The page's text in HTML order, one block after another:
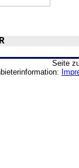
Seite